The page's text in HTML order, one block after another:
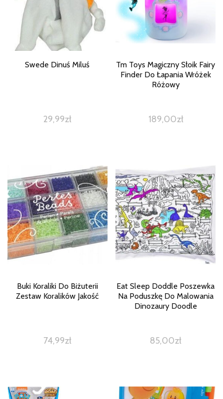
Swede Dinuś Miluś
29,99zł
Tm Toys Magiczny Słoik Fairy
Finder Do Łapania Wróżek
Różowy
189,00zł
Buki Koraliki Do Biżuterii
Zestaw Koralików Jakość
74,99zł
Eat Sleep Doddle Poszewka
Na Poduszkę Do Malowania
Dinozaury Doodle
85,00zł